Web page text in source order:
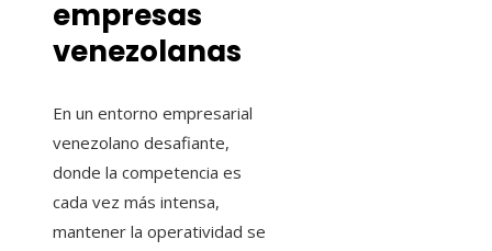
empresas
venezolanas
En un entorno empresarial
venezolano desafiante,
donde la competencia es
cada vez más intensa,
mantener la operatividad se